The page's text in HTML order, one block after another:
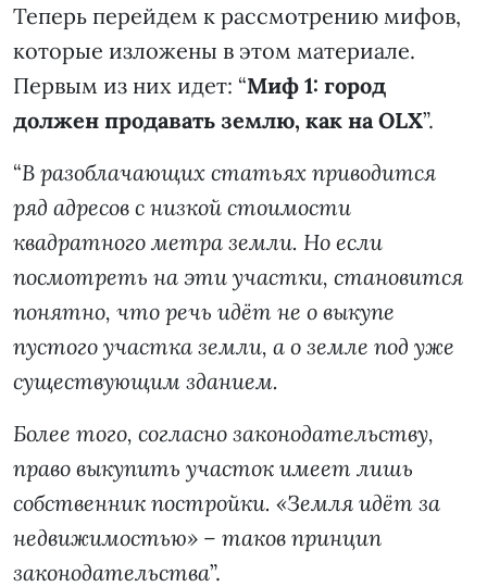
Теперь перейдем к рассмотрению мифов,
которые изложены в этом материале.
Первым из них идет: “Миф 1: город
должен продавать землю, как на OLX”.
“В разоблачающих статьях приводится
ряд адресов с низкой стоимости
квадратного метра земли. Но если
посмотреть на эти участки, становится
понятно, что речь идёт не о выкупе
пустого участка земли, а о земле под уже
существующим зданием.
Более того, согласно законодательству,
право выкупить участок имеет лишь
собственник постройки. «Земля идёт за
недвижимостью» – таков принцип
законодательства”.